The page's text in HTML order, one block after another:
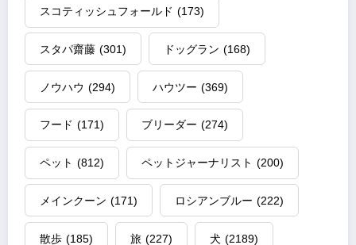
スコティッシュフォールド (173)
スタパ齋藤 (301) ドッグラン (168)
ノウハウ (294) ハウツー (369)
フード (171) ブリーダー (274)
ペット (812) ペットジャーナリスト (200)
メインクーン (171) ロシアンブルー (222)
散歩 (185) 旅 (227) 犬 (2189)